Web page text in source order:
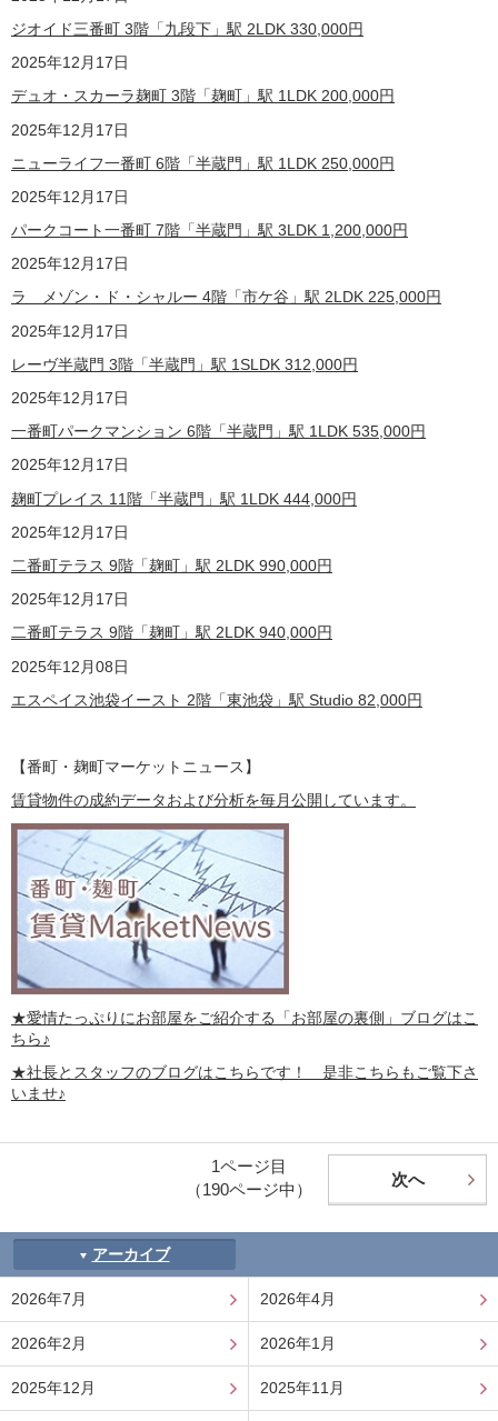
ジオイド三番町 3階「九段下」駅 2LDK 330,000円
2025年12月17日
デュオ・スカーラ麹町 3階「麹町」駅 1LDK 200,000円
2025年12月17日
ニューライフ一番町 6階「半蔵門」駅 1LDK 250,000円
2025年12月17日
パークコート一番町 7階「半蔵門」駅 3LDK 1,200,000円
2025年12月17日
ラ メゾン・ド・シャルー 4階「市ケ谷」駅 2LDK 225,000円
2025年12月17日
レーヴ半蔵門 3階「半蔵門」駅 1SLDK 312,000円
2025年12月17日
一番町パークマンション 6階「半蔵門」駅 1LDK 535,000円
2025年12月17日
麹町プレイス 11階「半蔵門」駅 1LDK 444,000円
2025年12月17日
二番町テラス 9階「麹町」駅 2LDK 990,000円
2025年12月17日
二番町テラス 9階「麹町」駅 2LDK 940,000円
2025年12月08日
エスペイス池袋イースト 2階「東池袋」駅 Studio 82,000円
【番町・麹町マーケットニュース】
賃貸物件の成約データおよび分析を毎月公開しています。
★愛情たっぷりにお部屋をご紹介する 「お部屋の裏側」 ブログはこ
ちら♪
★社長とスタッフのブログはこちらです！ 是非こちらもご覧下さ
いませ♪
次へ
1ページ目
（190ページ中）
アーカイブ
2026年7月 2026年4月
2026年2月 2026年1月
2025年12月 2025年11月